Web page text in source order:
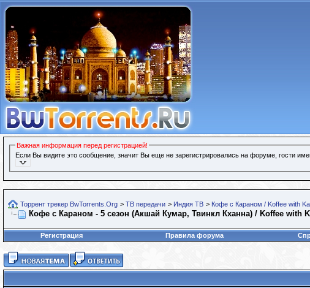
Важная информация перед регистрацией!
Если Вы видите это сообщение, значит Вы еще не зарегистрировались на форуме, гости
Торрент трекер BwTorrents.Org > ТВ передачи > Индия ТВ > Кофе с Караном / Koffee with
Кофе с Караном - 5 сезон (Акшай Кумар, Твинкл Кханна) / Koffee with
Регистрация
Правила форума